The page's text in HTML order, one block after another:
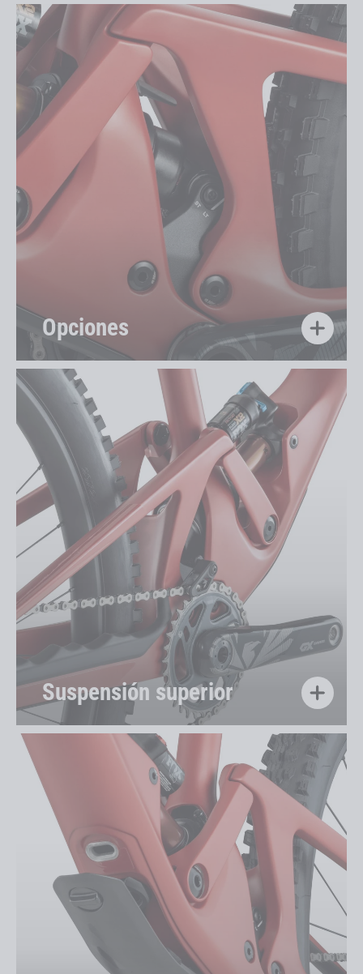
Opciones
Suspensión superior